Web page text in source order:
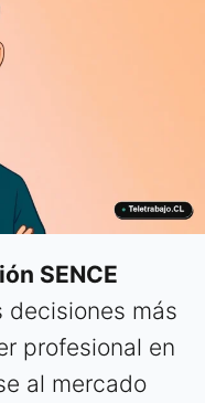
SENCE
decisiones más
profesional en
al mercado